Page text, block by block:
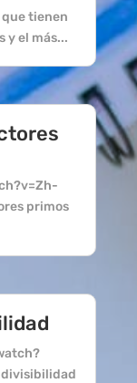
que tienen
y el más...
primos
divisibilidad